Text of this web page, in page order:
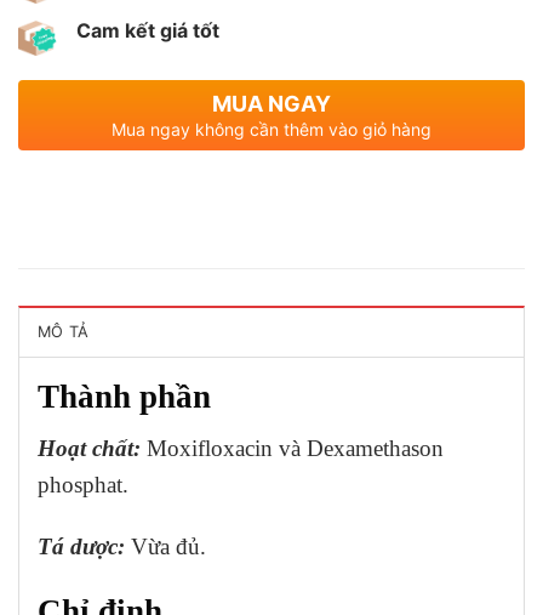
Cam kết giá tốt
MUA NGAY
Mua ngay không cần thêm vào giỏ hàng
MÔ TẢ
Thành phần
Hoạt chất: Moxifloxacin và Dexamethason
phosphat.
Tá dược: Vừa đủ.